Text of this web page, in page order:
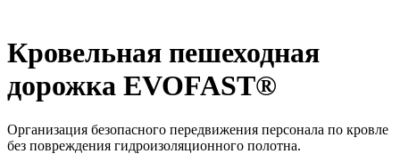
Кровельная пешеходная
дорожка EVOFAST®
Организация безопасного передвижения персонала по кровле
без повреждения гидроизоляционного полотна.